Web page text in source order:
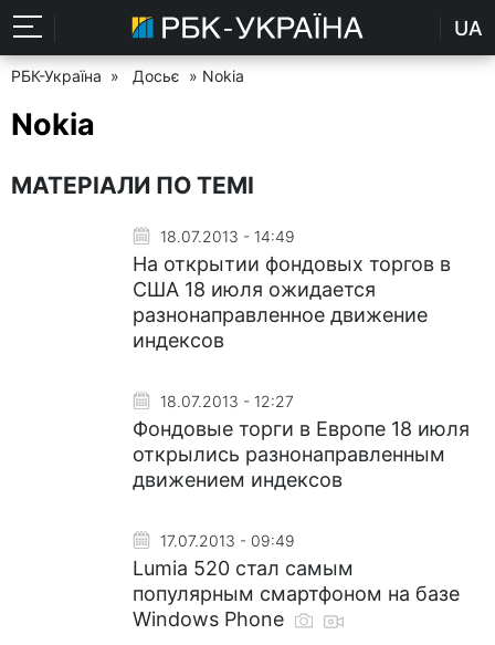
UA
РБК-Україна » Досьє » Nokia
Nokia
МАТЕРІАЛИ ПО ТЕМІ
18.07.2013 - 14:49
На открытии фондовых торгов в
США 18 июля ожидается
разнонаправленное движение
индексов
18.07.2013 - 12:27
Фондовые торги в Европе 18 июля
открылись разнонаправленным
движением индексов
17.07.2013 - 09:49
Lumia 520 стал самым
популярным смартфоном на базе
Windows Phone